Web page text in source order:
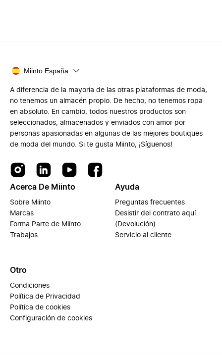
Miinto España
A diferencia de la mayoría de las otras plataformas de moda,
no tenemos un almacén propio. De hecho, no tenemos ropa
en absoluto. En cambio, todos nuestros productos son
seleccionados, almacenados y enviados con amor por
personas apasionadas en algunas de las mejores boutiques
de moda del mundo. Si te gusta Miinto, ¡Síguenos!
Acerca De Miinto
Sobre Miinto
Marcas
Forma Parte de Miinto
Trabajos
Ayuda
Preguntas frecuentes
Desistir del contrato aquí
(Devolución)
Servicio al cliente
Otro
Condiciones
Política de Privacidad
Política de cookies
Configuración de cookies